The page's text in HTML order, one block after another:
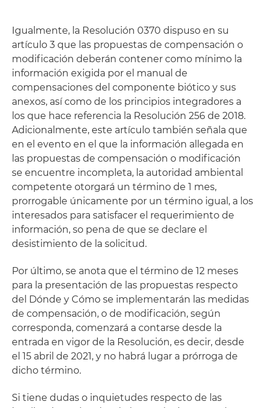
Igualmente, la Resolución 0370 dispuso en su
artículo 3 que las propuestas de compensación o
modificación deberán contener como mínimo la
información exigida por el manual de
compensaciones del componente biótico y sus
anexos, así como de los principios integradores a
los que hace referencia la Resolución 256 de 2018.
Adicionalmente, este artículo también señala que
en el evento en el que la información allegada en
las propuestas de compensación o modificación
se encuentre incompleta, la autoridad ambiental
competente otorgará un término de 1 mes,
prorrogable únicamente por un término igual, a los
interesados para satisfacer el requerimiento de
información, so pena de que se declare el
desistimiento de la solicitud.
Por último, se anota que el término de 12 meses
para la presentación de las propuestas respecto
del Dónde y Cómo se implementarán las medidas
de compensación, o de modificación, según
corresponda, comenzará a contarse desde la
entrada en vigor de la Resolución, es decir, desde
el 15 abril de 2021, y no habrá lugar a prórroga de
dicho término.
Si tiene dudas o inquietudes respecto de las